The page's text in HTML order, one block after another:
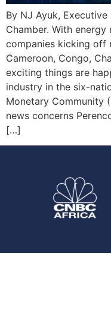
By NJ Ayuk,
Chamber. With
companies kicking off
Cameroon, Congo,
exciting things are
industry in the six-
Monetary Community
news concerns
[…]